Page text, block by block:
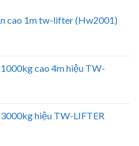
cao 1m tw-lifter (Hw2001)
cao 4m hiệu TW-
hiệu TW-LIFTER